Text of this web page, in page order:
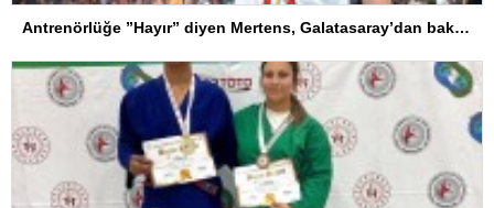
Antrenörlüğe ”Hayır” diyen Mertens, Galatasaray’dan bakın ne istedi